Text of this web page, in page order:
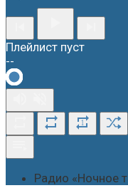
Плейлист пуст
--
1
Радио «Ночное